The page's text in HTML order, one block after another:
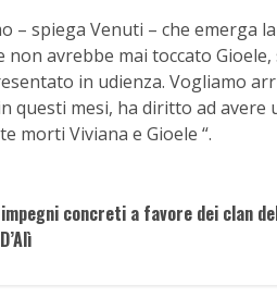
– spiega Venuti – che emerga
non avrebbe mai toccato
in udienza. Vogliamo
questi mesi, ha diritto ad
morti Viviana e Gioele “.
concreti a favore dei clan